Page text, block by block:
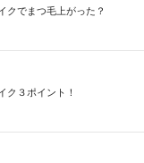
クでまつ毛上がった？
ク３ポイント！